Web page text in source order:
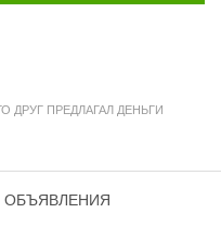
ДРУГ ПРЕДЛАГАЛ ДЕНЬГИ
ОБЪЯВЛЕНИЯ